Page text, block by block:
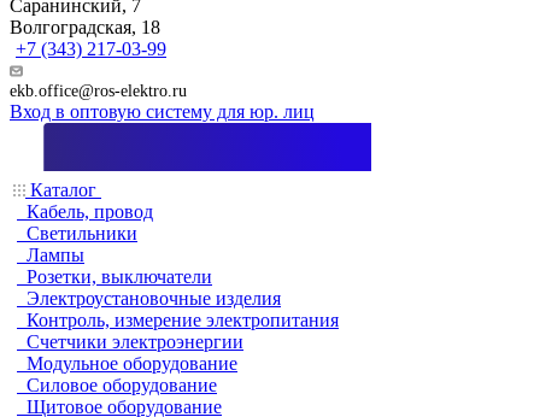
Саранинский, 7
Волгоградская, 18
+7 (343) 217-03-99
ekb.office@ros-elektro.ru
Вход в оптовую систему для юр. лиц
Каталог
Кабель, провод
Светильники
Лампы
Розетки, выключатели
Электроустановочные изделия
Контроль, измерение электропитания
Счетчики электроэнергии
Модульное оборудование
Силовое оборудование
Щитовое оборудование